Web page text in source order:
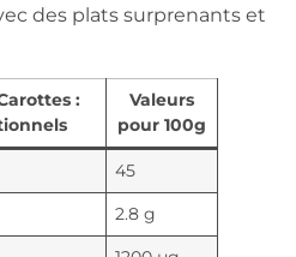
des plats surprenants et
:
Valeurs
pour 100g
45
2.8 g